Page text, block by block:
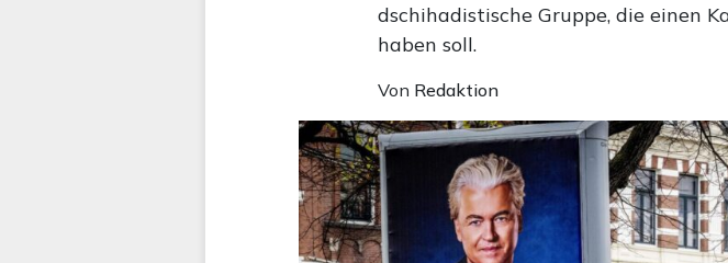
dschihadistische Gruppe, die einen
haben soll.
Von Redaktion